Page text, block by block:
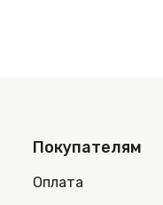
Покупателям
Оплата